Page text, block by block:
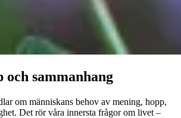
och sammanhang
om människans behov av mening, hopp,
Det rör våra innersta frågor om livet –